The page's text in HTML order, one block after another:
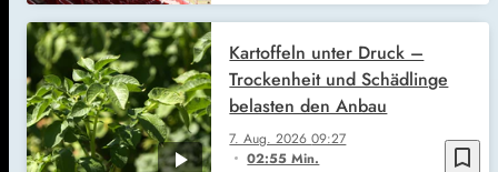
bookmark_border
7. Aug. 202609:27
02:55 Min.
Kartoffeln unter Druck –
Trockenheit und Schädlinge
belasten den Anbau